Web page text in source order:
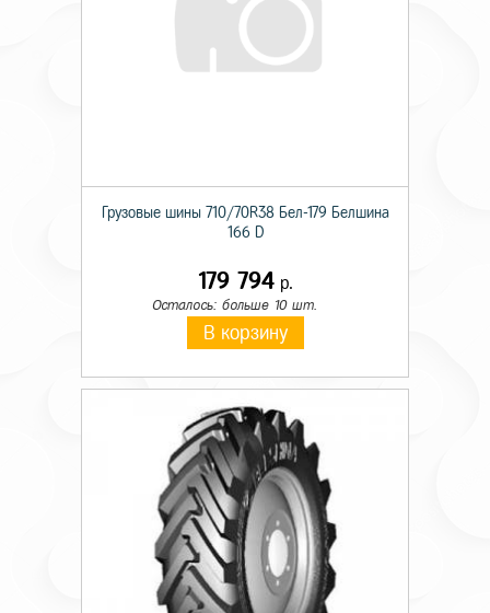
Грузовые шины 710/70R38 Бел-179 Белшина
166 D
179 794р.
Осталось: больше 10 шт.
В корзину